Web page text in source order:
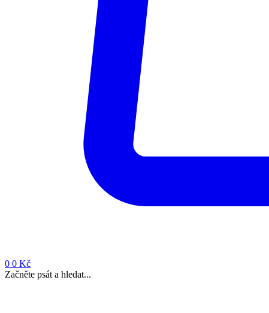
0 0 Kč
Začněte psát a hledat...